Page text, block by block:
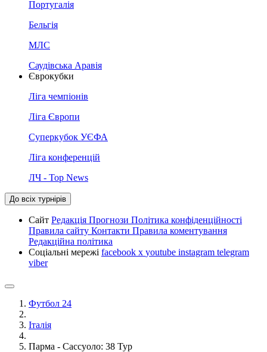
Португалія
Бельгія
МЛС
Саудівська Аравія
Єврокубки
Ліга чемпіонів
Ліга Європи
Суперкубок УЄФА
Ліга конференцій
ЛЧ - Top News
До всіх турнірів
Сайт Редакція Прогнози Політика конфіденційності
Правила сайту Контакти Правила коментування
Редакційна політика
Соціальні мережі facebook x youtube instagram telegram
viber
Футбол 24
Італія
Парма - Сассуоло: 38 Тур